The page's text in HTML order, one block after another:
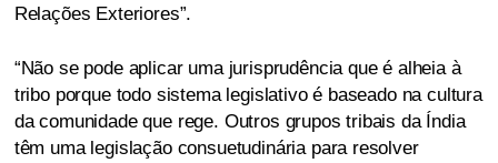
Relações Exteriores”.
“Não se pode aplicar uma jurisprudência que é alheia à
tribo porque todo sistema legislativo é baseado na cultura
da comunidade que rege. Outros grupos tribais da Índia
têm uma legislação consuetudinária para resolver